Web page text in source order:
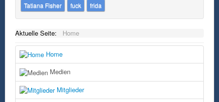
Tatiana Fisher fuck frida
Aktuelle Seite: Home
Home
Medien
Mitglieder